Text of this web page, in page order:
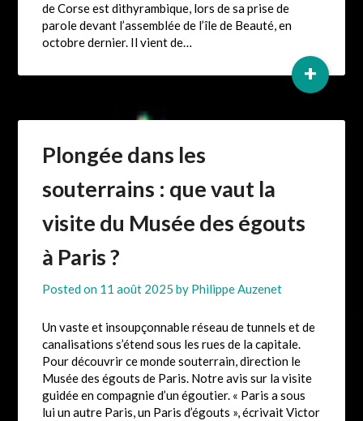
de Corse est dithyrambique, lors de sa prise de
parole devant l’assemblée de l’île de Beauté, en
octobre dernier. Il vient de…
+
Plongée dans les
souterrains : que vaut la
visite du Musée des égouts
à Paris ?
Posted on 11 août 2025 by Philippe Auzenet
Un vaste et insoupçonnable réseau de tunnels et de
canalisations s’étend sous les rues de la capitale.
Pour découvrir ce monde souterrain, direction le
Musée des égouts de Paris. Notre avis sur la visite
guidée en compagnie d’un égoutier. « Paris a sous
lui un autre Paris, un Paris d’égouts », écrivait Victor